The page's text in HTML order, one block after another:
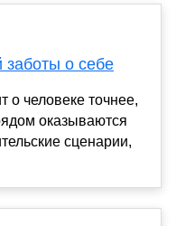
заботы о себе
о человеке точнее,
оказываются
сценарии,